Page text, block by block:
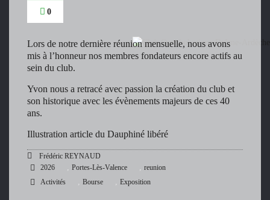
n
0
Lors de notre dernière réunion mensuelle, nous avons
mis à l’honneur nos membres fondateurs encore actifs au
sein du club.
Yvon nous a retracé avec passion la création du club et
son historique avec les évènements majeurs de ces 40
ans.
Illustration article du Dauphiné libéré
Frédéric REYNAUD
2026
, Portes-Lès-Valence , reunion
Activités
, Bourse , Exposition